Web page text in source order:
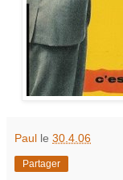
Paul le 30.4.06
Partager